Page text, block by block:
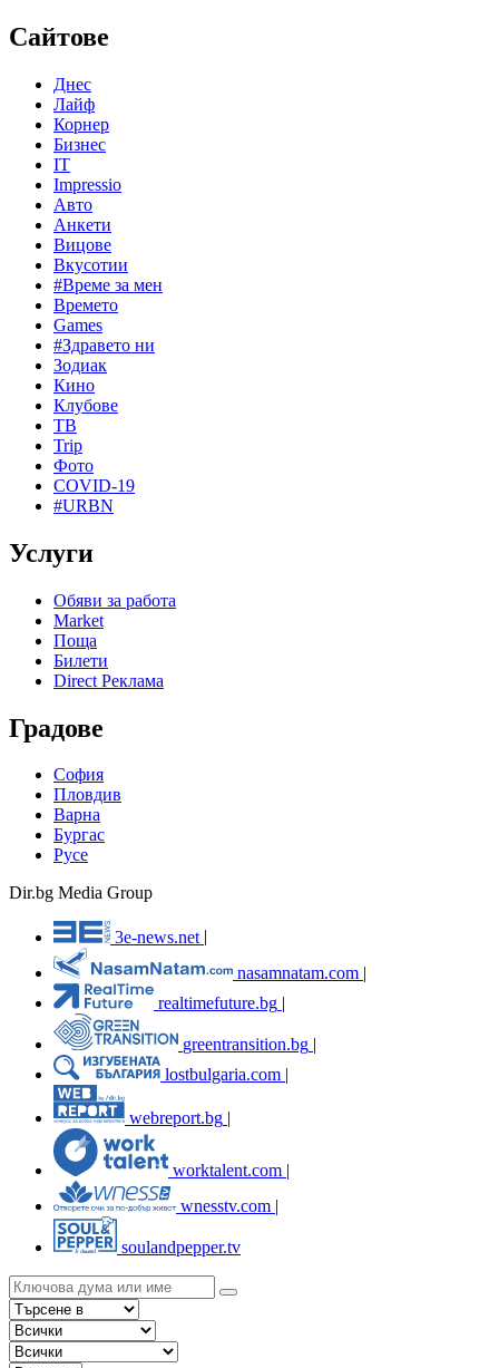
Сайтове
Днес
Лайф
Корнер
Бизнес
IT
Impressio
Авто
Анкети
Вицове
Вкусотии
#Време за мен
Времето
Games
#Здравето ни
Зодиак
Кино
Клубове
ТВ
Trip
Фото
COVID-19
#URBN
Услуги
Обяви за работа
Market
Поща
Билети
Direct Реклама
Градове
София
Пловдив
Варна
Бургас
Русе
Dir.bg Media Group
3e-news.net
nasamnatam.com |
realtimefuture.bg |
greentransition.bg |
lostbulgaria.com |
webreport.bg
worktalent.com |
wnesstv.com |
soulandpepper.tv